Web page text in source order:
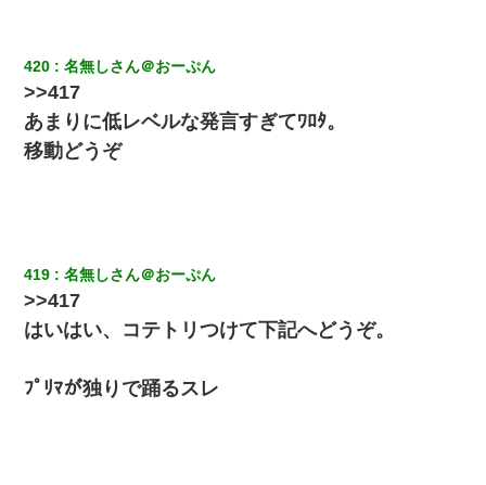
父が他界→父のフリン相手『どうか相続を放棄して下さい、昔の
ことは謝ります。ごめんなさい…』私「お子さんはフリン略奪婚
って知ってるの？」相手『 』結果→
私（23）冗談のつもりで上司（27）に胸を揉ませた結果・・・
420 名無しさん＠おーぷん
>>417
あまりに低レベルな発言すぎてﾜﾛﾀ。
移動どうぞ
419 名無しさん＠おーぷん
>>417
はいはい、コテトリつけて下記へどうぞ。
ﾌﾟﾘﾏが独りで踊るスレ